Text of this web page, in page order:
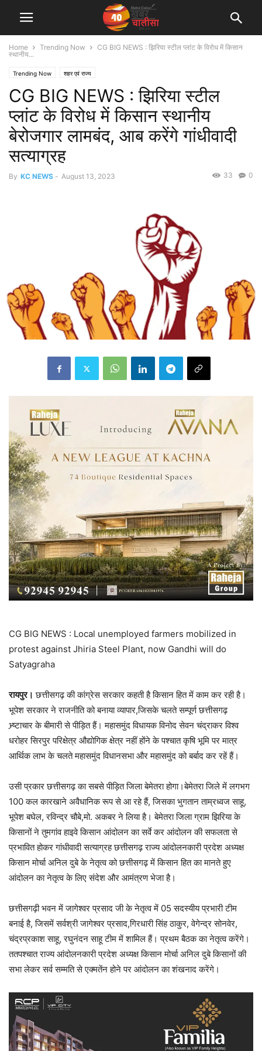
Home Trending Now
CG BIG NEWS : झिरिया स्टील प्लांट के विरोध में किसान
स्थानीय...
Trending Now शहर एवं राज्य
CG BIG NEWS : झिरिया स्टील
प्लांट के विरोध में किसान स्थानीय
बेरोजगार लामबंद, आब करेंगे गांधीवादी
सत्याग्रह
By KC NEWS - August 13, 2023 0
33
CG BIG NEWS : Local unemployed farmers mobilized in
protest against Jhiria Steel Plant, now Gandhi will do
Satyagraha
रायपुर। छत्तीसगढ़ की कांग्रेस सरकार कहती है किसान हित में काम कर रही है।
भूपेश सरकार ने राजनीति को बनाया व्यापार,जिसके चलते सम्पूर्ण छत्तीसगढ़
भ्र्ष्टाचार के बीमारी से पीड़ित हैं। महासमुंद विधायक विनोद सेवन चंद्राकर विश्व
धरोहर सिरपुर परिक्षेत्र औद्योगिक क्षेत्र नहीं होंने के पश्चात कृषि भूमि पर मात्र
आर्थिक लाभ के चलते महासमुंद विधानसभा और महासमुंद को बर्बाद कर रहें हैं।
उसी प्रकार छत्तीसगढ़ का सबसे पीड़ित जिला बेमेतरा होगा।बेमेतरा जिले में लगभग
100 कल कारखाने अवैधानिक रूप से आ रहे हैं, जिसका भुगतान ताम्रध्वज साहू,
भूपेश बघेल, रविन्द्र चौबे,मो. अकबर ने लिया है। बेमेतरा जिला ग्राम झिरिया के
किसानों ने तुमगांव हाइवे किसान आंदोलन का सर्वे कर आंदोलन की सफलता से
प्रभावित होकर गांधीवादी सत्याग्रह छत्तीसगढ़ राज्य आंदोलनकारी प्रदेश अध्यक्ष
किसान मोर्चा अनिल दुबे के नेतृत्व को छत्तीसगढ़ में किसान हित का मानते हुए
आंदोलन का नेतृत्व के लिए संदेश और आमंत्रण भेजा है।
छत्तीसगढ़ी भवन में जागेश्वर प्रसाद जी के नेतृत्व में 05 सदस्यीय प्रभारी टीम
बनाई है, जिसमें सर्वश्री जागेश्वर प्रसाद,गिरधारी सिंह ठाकुर, वेगेन्द्र सोनवेर,
चंद्रप्रकाश साहू, रघुनंदन साहू टीम में शामिल हैं। प्रथम बैठक का नेतृत्व करेंगे।
ततपश्चात राज्य आंदोलनकारी प्रदेश अध्यक्ष किसान मोर्चा अनिल दुबे किसानों की
सभा लेकर सर्व सम्मति से एक्मतेंन होने पर आंदोलन का शंखनाद करेंगे।